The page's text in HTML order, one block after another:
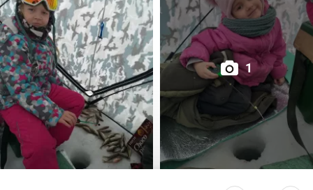
хватило, чтобы вдоволь половить этих колючек. В
субботу клевало чуть лучше, чем в воскресенье, но за
два дня было поймано 152 ерша. Другой рыбы
практически не было, в прилове 2 окуня и 2 подлещика.
1